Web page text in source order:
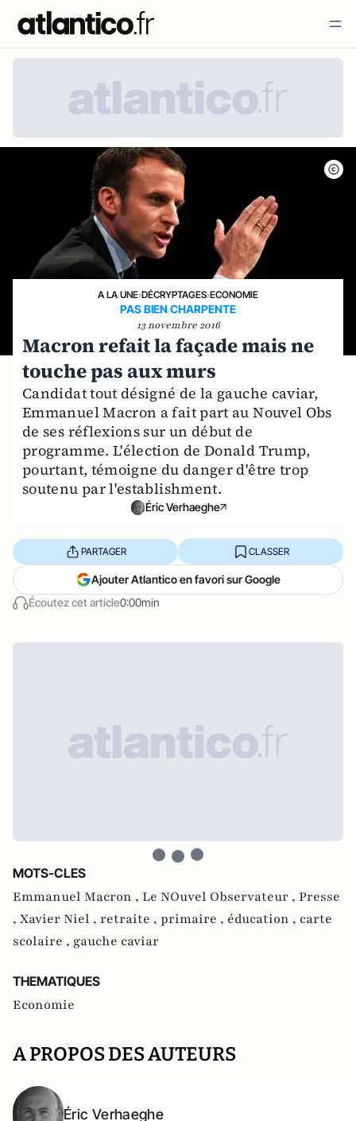
A LA UNE›DÉCRYPTAGES›ECONOMIE
PAS BIEN CHARPENTE
13 novembre 2016
Macron refait la façade mais ne
touche pas aux murs
Candidat tout désigné de la gauche caviar,
Emmanuel Macron a fait part au Nouvel Obs
de ses réflexions sur un début de
programme. L'élection de Donald Trump,
pourtant, témoigne du danger d'être trop
soutenu par l'establishment.
Éric Verhaeghe
Écoutez cet article0:00min
PARTAGER CLASSER
Ajouter Atlantico en favori sur Google
MOTS-CLES
Emmanuel Macron , Le NOuvel Observateur , Presse
, Xavier Niel , retraite , primaire , éducation , carte
scolaire , gauche caviar
THEMATIQUES
Economie
A PROPOS DES AUTEURS
Éric Verhaeghe